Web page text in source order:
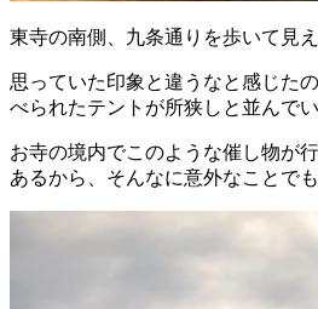
東寺の南側、九条通りを歩いて見
思っていた印象と違うなと感じた
べられたテントが所狭しと並んで
お寺の境内でこのような催し物が
あるから、そんなに意外なことでも